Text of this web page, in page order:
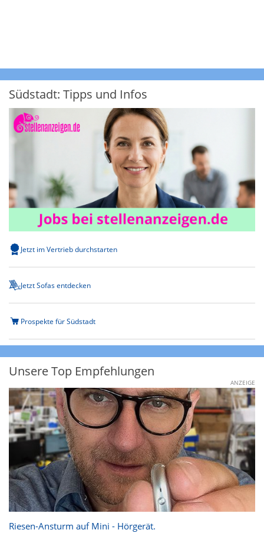
Südstadt: Tipps und Infos
Jetzt im Vertrieb durchstarten
Jetzt Sofas entdecken
Prospekte für Südstadt
Unsere Top Empfehlungen
ANZEIGE
Riesen-Ansturm auf Mini - Hörgerät.